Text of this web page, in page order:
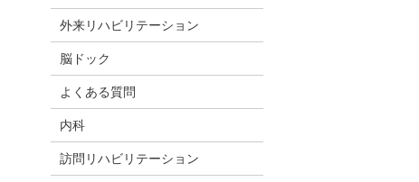
外来リハビリテーション
脳ドック
よくある質問
内科
訪問リハビリテーション